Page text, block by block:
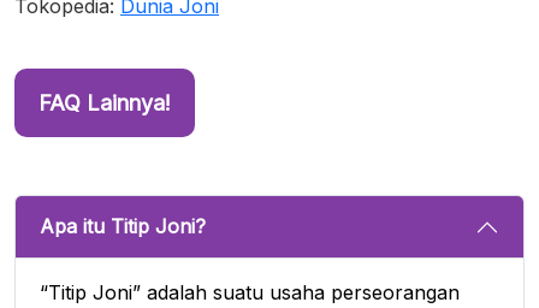
Tokopedia: Dunia Joni
FAQ Lainnya!
Apa itu Titip Joni?
“Titip Joni” adalah suatu usaha perseorangan